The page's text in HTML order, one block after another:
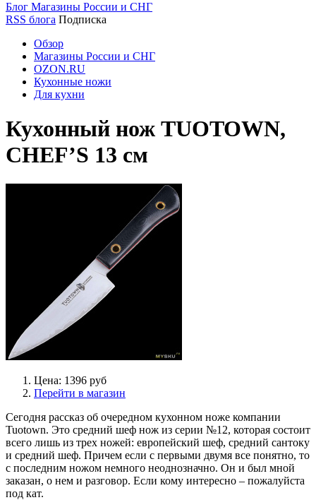
Блог Магазины России и СНГ
RSS блога Подписка
Обзор
Магазины России и СНГ
OZON.RU
Кухонные ножи
Для кухни
Кухонный нож TUOTOWN,
CHEF’S 13 см
Цена: 1396 руб
Перейти в магазин
Сегодня рассказ об очередном кухонном ноже компании
Tuotown. Это средний шеф нож из серии №12, которая состоит
всего лишь из трех ножей: европейский шеф, средний сантоку
и средний шеф. Причем если с первыми двумя все понятно, то
с последним ножом немного неоднозначно. Он и был мной
заказан, о нем и разговор. Если кому интересно – пожалуйста
под кат.